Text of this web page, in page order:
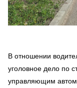
В отношении
уголовное дело по
управляющим